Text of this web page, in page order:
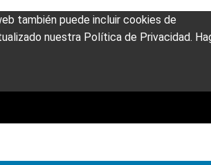
también puede incluir cookies de
nuestra Política de Privacidad.